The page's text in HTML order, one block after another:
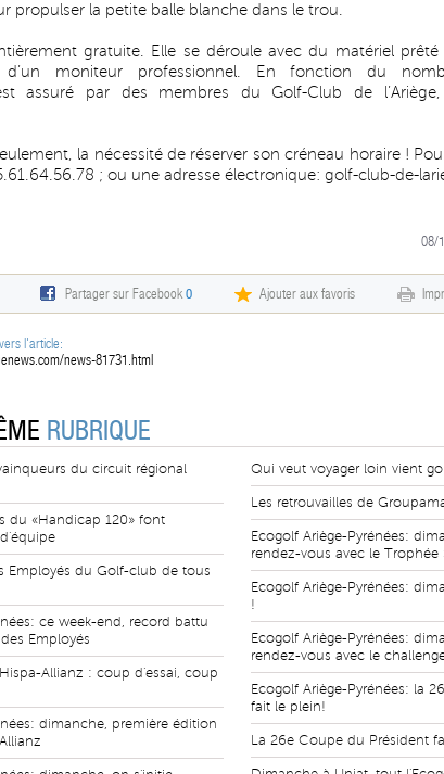
propulser la petite balle blanche dans le trou.
gratuite. Elle se déroule avec du matériel
d’un moniteur professionnel. En fonction du
assuré par des membres du Golf-Club de
la nécessité de réserver son créneau horaire !
; ou une adresse électronique: golf-club-de-
08/
Partager sur Facebook0 Ajouter aux favoris
l'article:
news-81731.html
RUBRIQUE
du circuit régional
du «Handicap 120» font
Employés du Golf-club de tous
ce week-end, record battu
Employés
Allianz : coup d'essai, coup
dimanche, première édition
Qui veut voyager loin vient
Les retrouvailles de
Ecogolf Ariège-Pyrénées:
rendez-vous avec le Trophée
Ecogolf Ariège-Pyrénées:
!
Ecogolf Ariège-Pyrénées:
rendez-vous avec le
Ecogolf Ariège-Pyrénées: la
fait le plein!
La 26e Coupe du Président